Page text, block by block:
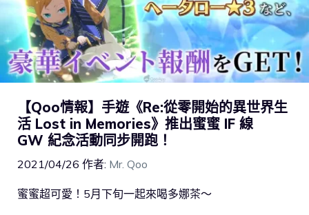
【Qoo情報】手遊《Re:從零開始的異世界生
活 Lost in Memories》推出蜜蜜 IF 線
GW 紀念活動同步開跑！
2021/04/26 作者: Mr. Qoo
蜜蜜超可愛！5月下旬一起來喝多娜茶～